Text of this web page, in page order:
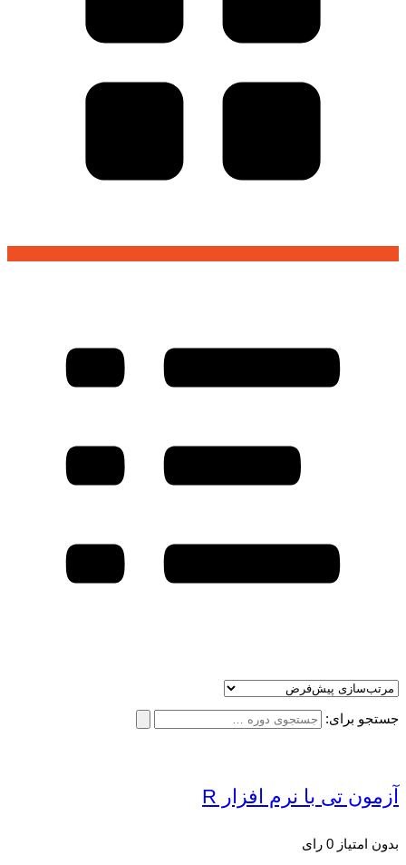
جستجو برای:
آزمون تی با نرم افزار R
بدون امتیاز 0 رای